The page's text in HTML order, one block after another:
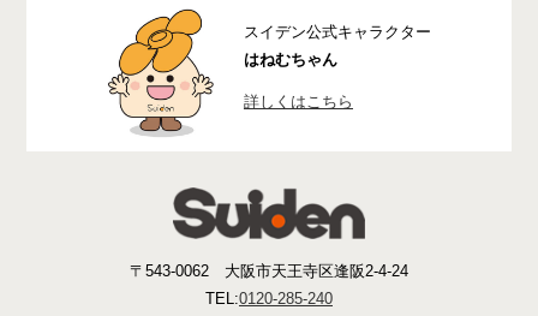
スイデン公式キャラクター
はねむちゃん
詳しくはこちら
〒543-0062 大阪市天王寺区逢阪2-4-24
TEL:0120-285-240